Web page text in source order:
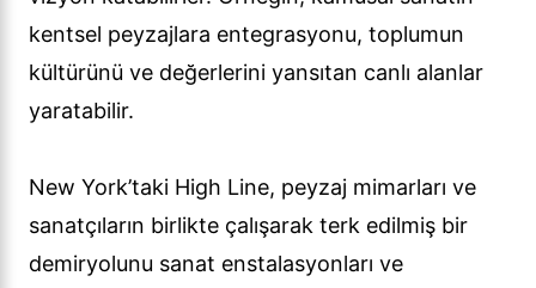
kentsel peyzajlara entegrasyonu, toplumun
kültürünü ve değerlerini yansıtan canlı alanlar
yaratabilir.
New York’taki High Line, peyzaj mimarları ve
sanatçıların birlikte çalışarak terk edilmiş bir
demiryolunu sanat enstalasyonları ve